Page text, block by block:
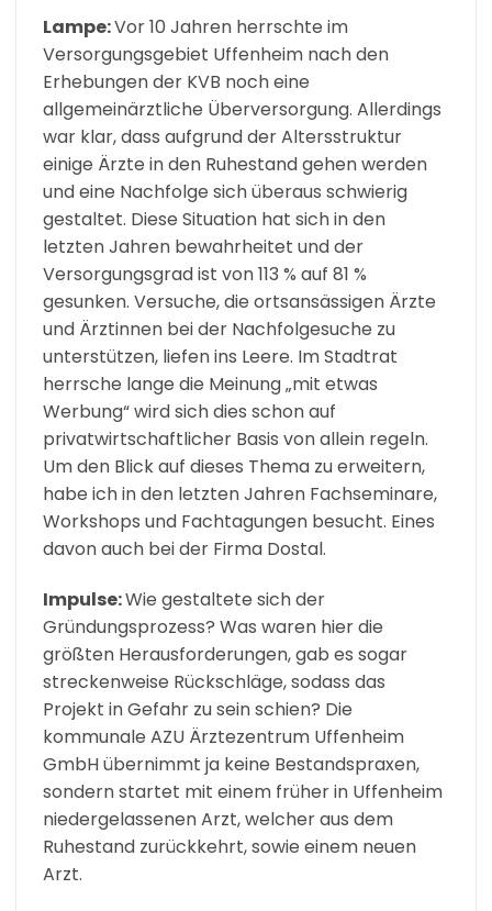
Lampe:Vor 10 Jahren herrschte im
Versorgungsgebiet Uffenheim nach den
Erhebungen der KVB noch eine
allgemeinärztliche Überversorgung. Allerdings
war klar, dass aufgrund der Altersstruktur
einige Ärzte in den Ruhestand gehen werden
und eine Nachfolge sich überaus schwierig
gestaltet. Diese Situation hat sich in den
letzten Jahren bewahrheitet und der
Versorgungsgrad ist von 113 % auf 81 %
gesunken. Versuche, die ortsansässigen Ärzte
und Ärztinnen bei der Nachfolgesuche zu
unterstützen, liefen ins Leere. Im Stadtrat
herrsche lange die Meinung „mit etwas
Werbung“ wird sich dies schon auf
privatwirtschaftlicher Basis von allein regeln.
Um den Blick auf dieses Thema zu erweitern,
habe ich in den letzten Jahren Fachseminare,
Workshops und Fachtagungen besucht. Eines
davon auch bei der Firma Dostal.
Impulse:Wie gestaltete sich der
Gründungsprozess? Was waren hier die
größten Herausforderungen, gab es sogar
streckenweise Rückschläge, sodass das
Projekt in Gefahr zu sein schien? Die
kommunale AZU Ärztezentrum Uffenheim
GmbH übernimmt ja keine Bestandspraxen,
sondern startet mit einem früher in Uffenheim
niedergelassenen Arzt, welcher aus dem
Ruhestand zurückkehrt, sowie einem neuen
Arzt.